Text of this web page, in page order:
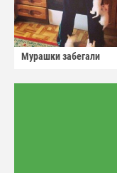
Мурашки забегали